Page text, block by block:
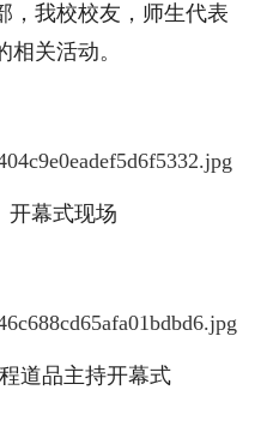
，我校校友，师生代表
关活动。
开幕式现场
道品主持开幕式